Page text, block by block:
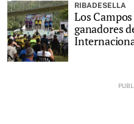
RIBADESELLA
Los
ganadores